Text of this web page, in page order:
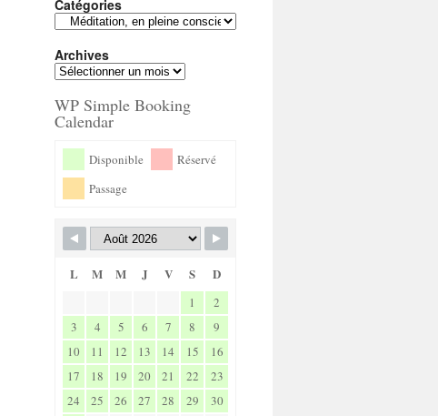
Catégories
Archives
WP Simple Booking
Calendar
Disponible
Réservé
Passage
L M M J V S D
1
2
3
4 5 6 7 8
9
10
11 12 13 14 15
16
17
18 19 20 21 22
23
24
25 26 27 28 29 30